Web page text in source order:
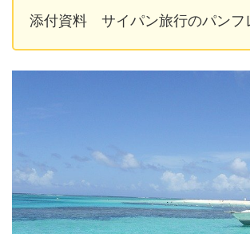
添付資料 サイパン旅行のパンフ